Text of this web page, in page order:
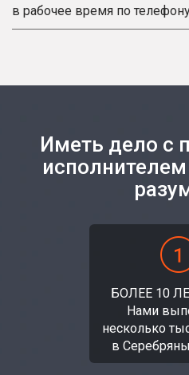
в рабочее время по
Иметь дело с
БОЛЕЕ 10
Нами
несколько
в